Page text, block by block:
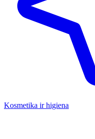
Kosmetika ir higiena